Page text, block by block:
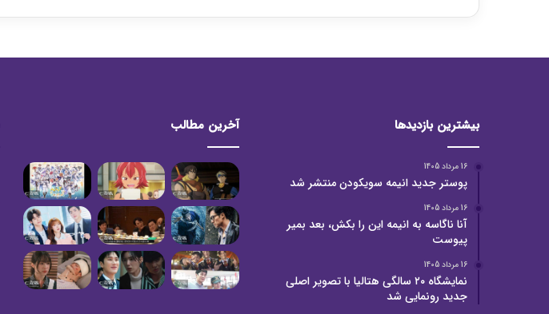
بیشترین بازدیدها
16 مرداد 1405
پوستر جدید انیمه سویکودن منتشر شد
16 مرداد 1405
آنا ناگاسه به انیمه این را بکش، بعد بمیر
پیوست
16 مرداد 1405
نمایشگاه ۲۰ سالگی هتالیا با تصویر اصلی
جدید رونمایی شد
آخرین مطالب